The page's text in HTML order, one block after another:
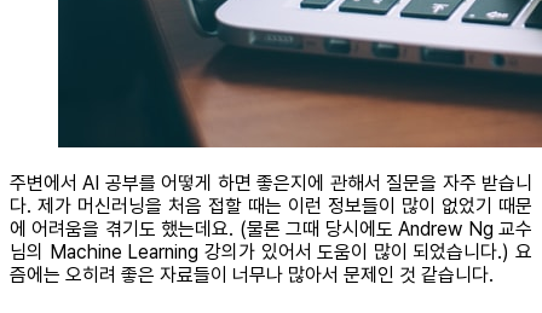
주변에서 AI 공부를 어떻게 하면 좋은지에 관해서 질문을 자주 받습니
다. 제가 머신러닝을 처음 접할 때는 이런 정보들이 많이 없었기 때문
에 어려움을 겪기도 했는데요. (물론 그때 당시에도 Andrew Ng 교수
님의 Machine Learning 강의가 있어서 도움이 많이 되었습니다.) 요
즘에는 오히려 좋은 자료들이 너무나 많아서 문제인 것 같습니다.